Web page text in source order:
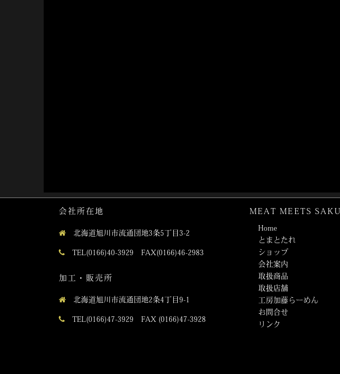
会社所在地
北海道旭川市流通団地3条5丁目3-2
TEL(0166)40-3929 FAX(0166)46-2983
加工・販売所
北海道旭川市流通団地2条4丁目9-1
TEL(0166)47-3929 FAX (0166)47-3928
MEAT MEETS SAKU
Home
とまとたれ
ショップ
会社案内
取扱商品
取扱店舗
工房加藤らーめん
お問合せ
リンク